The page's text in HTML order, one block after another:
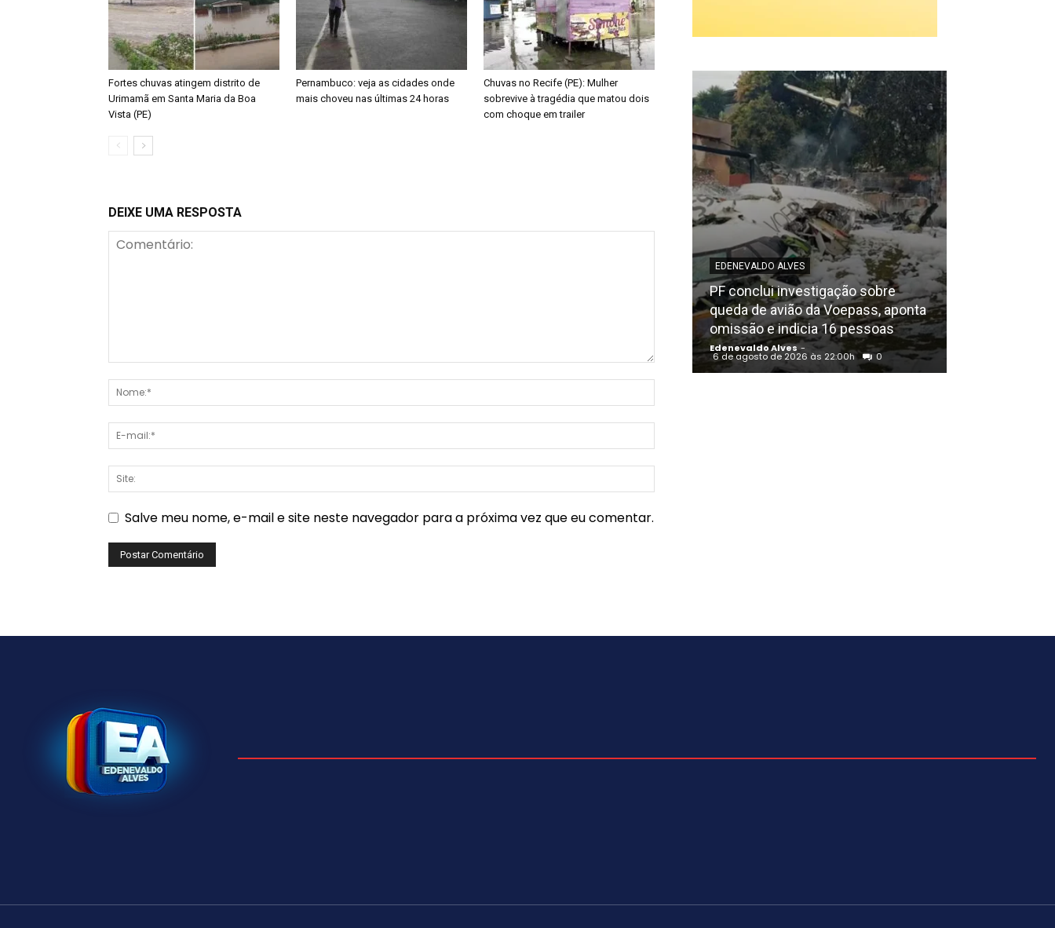
Fortes chuvas atingem distrito de
Urimamã em Santa Maria da Boa
Vista (PE)
Pernambuco: veja as cidades onde
mais choveu nas últimas 24 horas
Chuvas no Recife (PE): Mulher
sobrevive à tragédia que matou dois
com choque em trailer
DEIXE UMA RESPOSTA
Salve meu nome, e-mail e site neste navegador para a próxima vez que eu comentar.
EDENEVALDO ALVES
PF conclui investigação sobre
queda de avião da Voepass, aponta
omissão e indicia 16 pessoas
Edenevaldo Alves -
6 de agosto de 2026 às 22:00h 0